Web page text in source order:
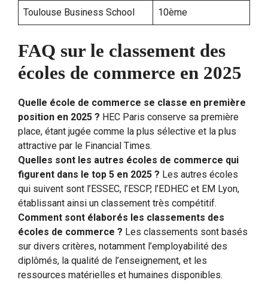
Toulouse Business School 10ème
FAQ sur le classement des
écoles de commerce en 2025
Quelle école de commerce se classe en première
position en 2025 ? HEC Paris conserve sa première
place, étant jugée comme la plus sélective et la plus
attractive par le Financial Times.
Quelles sont les autres écoles de commerce qui
figurent dans le top 5 en 2025 ? Les autres écoles
qui suivent sont l’ESSEC, l’ESCP, l’EDHEC et EM Lyon,
établissant ainsi un classement très compétitif.
Comment sont élaborés les classements des
écoles de commerce ? Les classements sont basés
sur divers critères, notamment l’employabilité des
diplômés, la qualité de l’enseignement, et les
ressources matérielles et humaines disponibles.